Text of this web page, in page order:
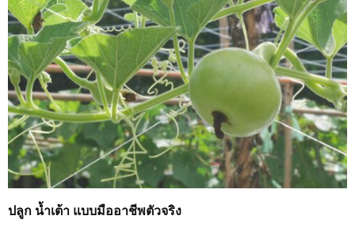
ปลูก น้ำเต้า แบบมืออาชีพตัวจริง